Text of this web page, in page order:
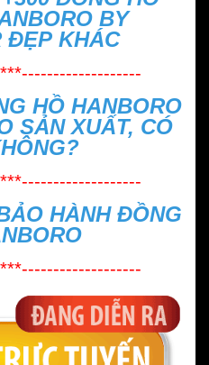
BY
ĐẸPKHÁC
HỒ HANBORO
SẢN XUẤT, CÓ
HÀNH ĐỒNG